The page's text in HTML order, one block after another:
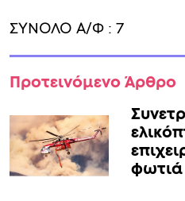
ΣΥΝΟΛΟ Α/Φ : 7
Προτεινόμενο Άρθρο
φωτιά